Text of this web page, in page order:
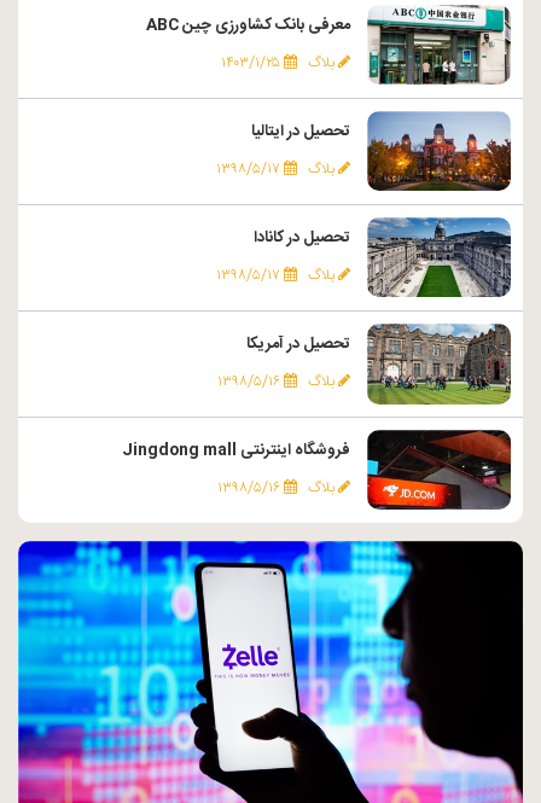
معرفی بانک کشاورزی چین ABC
بلاگ ۱۴۰۳/۱/۲۵
تحصیل در ایتالیا
بلاگ ۱۳۹۸/۵/۱۷
تحصیل در کانادا
بلاگ ۱۳۹۸/۵/۱۷
تحصیل در آمریکا
بلاگ ۱۳۹۸/۵/۱۶
فروشگاه اینترنتی Jingdong mall
بلاگ ۱۳۹۸/۵/۱۶